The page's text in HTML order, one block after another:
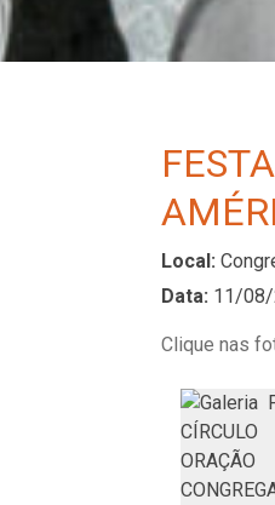
Local:
Data: 11/
Clique nas